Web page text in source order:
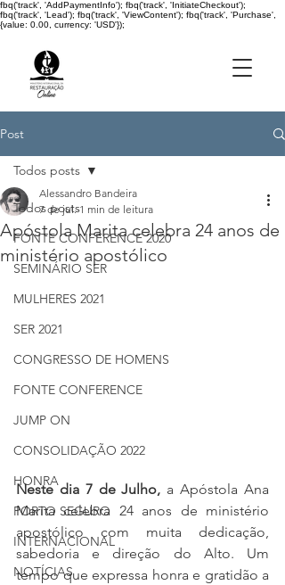
fbq('track', 'AddPaymentInfo'); fbq('track', 'InitiateCheckout');
fbq('track', 'Lead'); fbq('track', 'ViewContent'); fbq('track', 'Purchase',
{value: 0.00, currency: 'USD'});
Post
Todos posts
FONTE CONFERENCE 2020
SEMINÁRIO SER
MULHERES 2021
SER 2021
CONGRESSO DE HOMENS
FONTE CONFERENCE
JUMP ON
CONSOLIDAÇÃO 2022
HONRA
PORTO SEGURO
INTERNACIONAL
NOTÍCIAS
Todos posts
Apóstola Marita celebra 24 anos de
ministério apostólico
Alessandro Bandeira
7 de jul. 1 min de leitura
Neste dia 7 de Julho, a Apóstola Ana
Marita celebra 24 anos de ministério
apostólico com muita dedicação,
sabedoria e direção do Alto. Um
tempo que expressa honra e gratidão a